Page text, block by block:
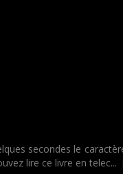
secondes le
lire ce livre en telec...